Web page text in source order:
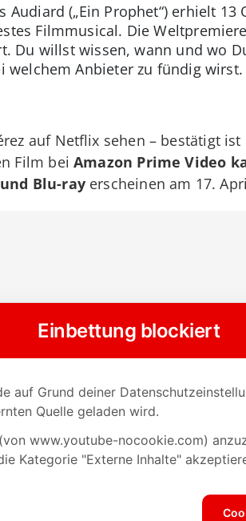
Audiard („Ein Prophet“) erhielt
Filmmusical. Die
Du willst wissen, wann und wo
welchem Anbieter zu fündig wirst.
auf Netflix sehen – bestätigt ist
Film beiAmazon Prime Video
Blu-ray erscheinen am 17.